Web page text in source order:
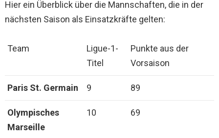
Hier ein Überblick über die Mannschaften, die in der
nächsten Saison als Einsatzkräfte gelten:
Team
Ligue-1-
Titel
Punkte aus der
Vorsaison
Paris St. Germain 9 89
Olympisches
Marseille
10 69